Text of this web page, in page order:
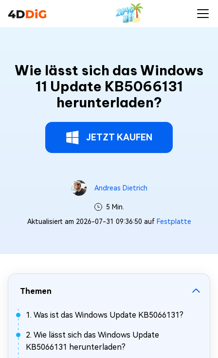
Wie lässt sich das Windows
11 Update KB5066131
herunterladen?
JETZT KAUFEN
Andreas Dietrich
5 Min.
Aktualisiert am 2026-07-31 09:36:50 auf Festplatte
Themen
1. Was ist das Windows Update KB5066131?
2. Wie lässt sich das Windows Update
KB5066131 herunterladen?